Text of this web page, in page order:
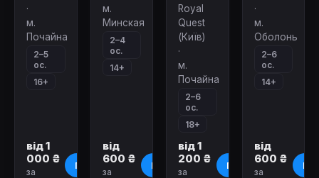
·
м.
Почайна
2–5
ос.
16+
від 1
000 ₴
за
Про квест
м.
Минская
2–4
ос.
14+
від
600 ₴
за
Про квест
Royal
Quest
(Київ)
·
м.
Почайна
2–6
ос.
18+
від 1
200 ₴
за
Про квест
·
м.
Оболонь
2–6
ос.
14+
від
600 ₴
за